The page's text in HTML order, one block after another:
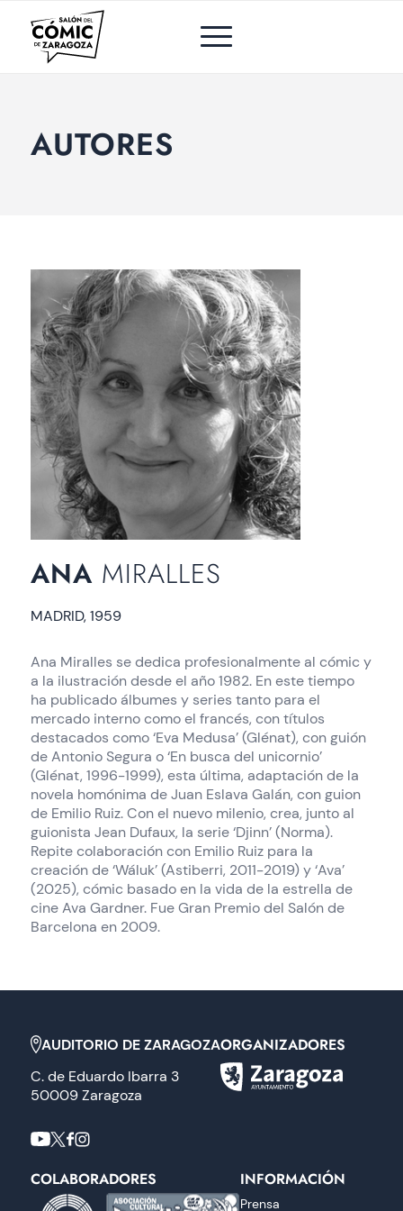
AUTORES
ANAMIRALLES
MADRID, 1959
Ana Miralles se dedica profesionalmente al cómic y
a la ilustración desde el año 1982. En este tiempo
ha publicado álbumes y series tanto para el
mercado interno como el francés, con títulos
destacados como ‘Eva Medusa’ (Glénat), con guión
de Antonio Segura o ‘En busca del unicornio’
(Glénat, 1996-1999), esta última, adaptación de la
novela homónima de Juan Eslava Galán, con guion
de Emilio Ruiz. Con el nuevo milenio, crea, junto al
guionista Jean Dufaux, la serie ‘Djinn’ (Norma).
Repite colaboración con Emilio Ruiz para la
creación de ‘Wáluk’ (Astiberri, 2011-2019) y ‘Ava’
(2025), cómic basado en la vida de la estrella de
cine Ava Gardner. Fue Gran Premio del Salón de
Barcelona en 2009.
AUDITORIO DE ZARAGOZA
C. de Eduardo Ibarra 3
50009 Zaragoza
ORGANIZADORES
COLABORADORES INFORMACIÓN
Prensa